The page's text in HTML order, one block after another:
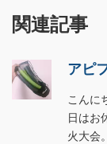
関連記事
アピ
こんに
日はお
火大会